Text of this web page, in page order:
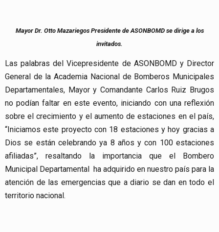
Mayor Dr. Otto Mazariegos Presidente de ASONBOMD se dirige a los
invitados.
Las palabras del Vicepresidente de ASONBOMD y Director
General de la Academia Nacional de Bomberos Municipales
Departamentales, Mayor y Comandante Carlos Ruiz Brugos
no podían faltar en este evento, iniciando con una reflexión
sobre el crecimiento y el aumento de estaciones en el país,
“Iniciamos este proyecto con 18 estaciones y hoy gracias a
Dios se están celebrando ya 8 años y con 100 estaciones
afiliadas”, resaltando la importancia que el Bombero
Municipal Departamental ha adquirido en nuestro país para la
atención de las emergencias que a diario se dan en todo el
territorio nacional.